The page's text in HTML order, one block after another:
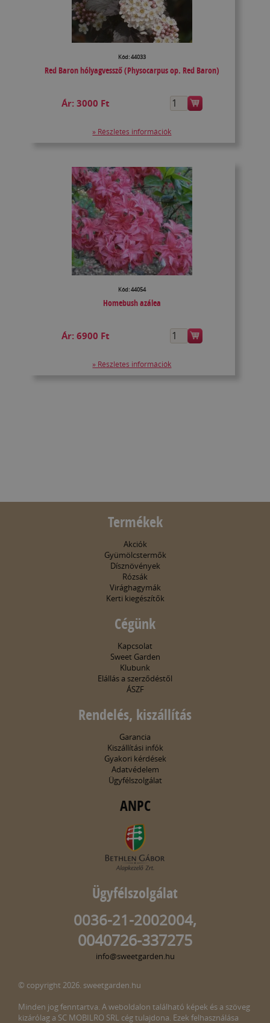
Kód: 44033
Red Baron hólyagvessző (Physocarpus op. Red Baron)
Ár:3000 Ft
» Részletes információk
Kód: 44054
Homebush azálea
Ár:6900 Ft
» Részletes információk
Termékek
Akciók
Gyümölcstermők
Dísznövények
Rózsák
Virághagymák
Kerti kiegészítők
Cégünk
Kapcsolat
Sweet Garden
Klubunk
Elállás a szerződéstől
ÁSZF
Rendelés, kiszállítás
Garancia
Kiszállítási infók
Gyakori kérdések
Adatvédelem
Ügyfélszolgálat
ANPC
Ügyfélszolgálat
0036-21-2002004,
0040726-337275
info@sweetgarden.hu
© copyright 2026. sweetgarden.hu
Minden jog fenntartva. A weboldalon található képek és a szöveg
kizárólag a SC MOBILRO SRL cég tulajdona. Ezek felhasználása